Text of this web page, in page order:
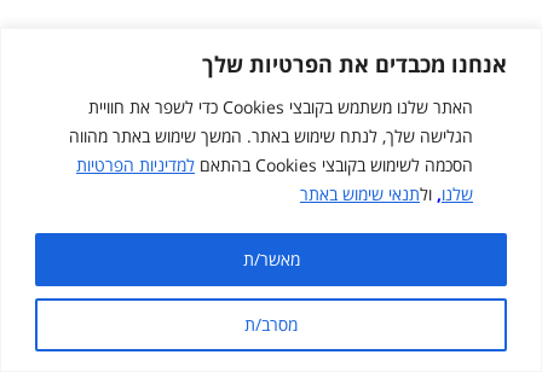
אנחנו מכבדים את הפרטיות שלך
האתר שלנו משתמש בקובצי Cookies כדי לשפר את חוויית
הגלישה שלך, לנתח שימוש באתר. המשך שימוש באתר מהווה
הסכמה לשימוש בקובצי Cookies בהתאם
למדיניות הפרטיות
שלנו, ולתנאי שימוש באתר
מסרב/ת
מאשר/ת
תנאי שימוש באתר